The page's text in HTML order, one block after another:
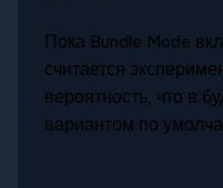
Пока Bundle Mode
считается
вероятность, что в
вариантом по